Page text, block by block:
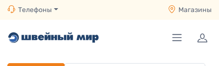
Телефоны Магазины